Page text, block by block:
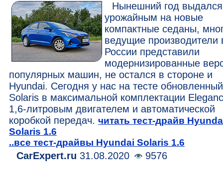
Нынешний год выдался
урожайным на новые
компактные седаны,
ведущие производители
России представили
модернизированные
популярных машин, не остался в стороне и
Hyundai. Сегодня у нас на тесте обновленный
Solaris в максимальной комплектации
1,6-литровым двигателем и автоматической
коробкой передач. читать тест-драйв
Solaris 1.6
..все тест-драйвы Hyundai Solaris 1.6
CarExpert.ru 31.08.2020 9576